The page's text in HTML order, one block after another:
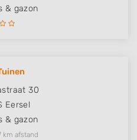
& gazon
30
Eersel
& gazon
km afstand